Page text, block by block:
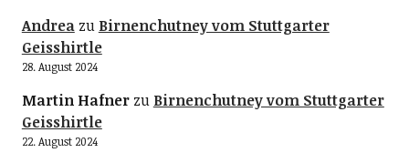
Andreazu Birnenchutney vom Stuttgarter
Geisshirtle
28. August 2024
Martin Hafnerzu Birnenchutney vom Stuttgarter
Geisshirtle
22. August 2024